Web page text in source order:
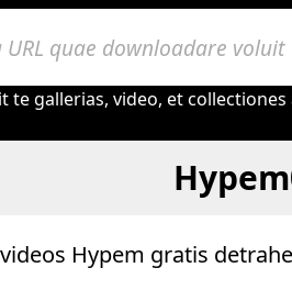
te gallerias, video, et
Hypem gratis